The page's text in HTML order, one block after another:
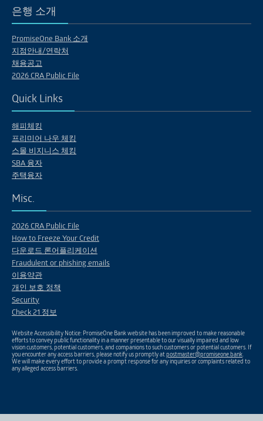
은행 소개
PromiseOne Bank 소개
지점안내/연락처
채용공고
2026 CRA Public File
Quick Links
해피체킹
프리미어 나우 체킹
스몰 비지니스 체킹
SBA 융자
주택융자
Misc.
2026 CRA Public File
How to Freeze Your Credit
다운로드 론어플리케이션
Fraudulent or phishing emails
이용약관
개인 보호 정책
Security
Check 21 정보
Website Accessibility Notice: PromiseOne Bank website has been improved to make reasonable
efforts to convey public functionality in a manner presentable to our visually impaired and low
vision customers, potential customers, and companions to such customers or potential customers. If
you encounter any access barriers, please notify us promptly atpostmaster@promiseone.bank.
We will make every effort to provide a prompt response for any inquiries or complaints related to
any alleged access barriers.